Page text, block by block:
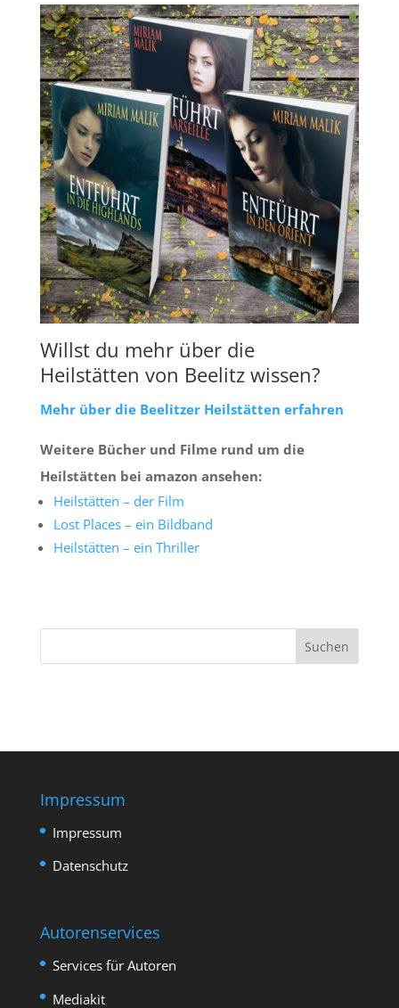
Willst du mehr über die
Heilstätten von Beelitz wissen?
Mehr über die Beelitzer Heilstätten erfahren
Weitere Bücher und Filme rund um die
Heilstätten bei amazon ansehen:
Heilstätten – der Film
Lost Places – ein Bildband
Heilstätten – ein Thriller
Impressum
Impressum
Datenschutz
Autorenservices
Services für Autoren
Mediakit